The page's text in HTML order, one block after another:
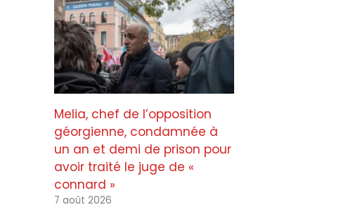
Melia, chef de l’opposition
géorgienne, condamnée à
un an et demi de prison pour
avoir traité le juge de «
connard »
7 août 2026